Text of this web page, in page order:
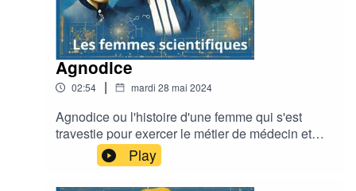
Agnodice
02:54 | mardi 28 mai 2024
Agnodice ou l'histoire d'une femme qui s'est
travestie pour exercer le métier de médecin et
gynécologue dans l'Antiquité...
Play